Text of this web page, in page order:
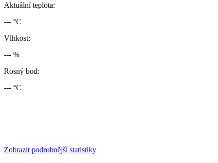
Aktuální teplota:
--- °C
Vlhkost:
--- %
Rosný bod:
--- °C
Zobrazit podrobnější statistiky